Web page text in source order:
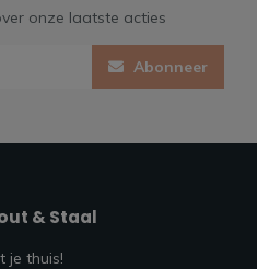
onze laatste acties
Abonneer
& Staal
je thuis!